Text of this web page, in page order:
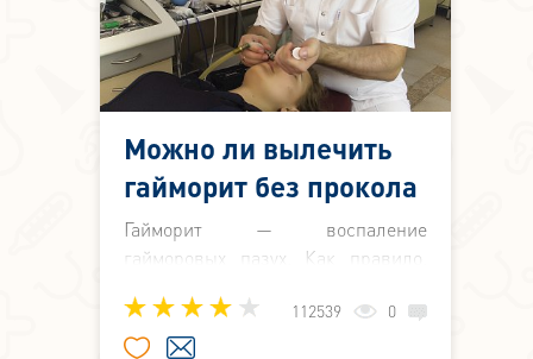
Можно ли вылечить
гайморит без прокола
Гайморит — воспаление
гайморовых пазух. Как правило,
вследствие недолеченного
насморка, когда происходит
112539 0